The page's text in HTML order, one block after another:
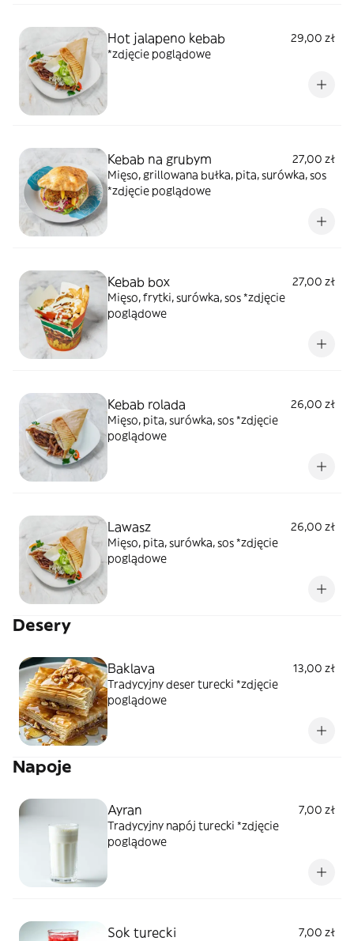
Hot jalapeno kebab
29,00 zł
*zdjęcie poglądowe
Kebab na grubym
27,00 zł
Mięso, grillowana bułka, pita, surówka, sos
*zdjęcie poglądowe
Kebab box
27,00 zł
Mięso, frytki, surówka, sos *zdjęcie
poglądowe
Kebab rolada
26,00 zł
Mięso, pita, surówka, sos *zdjęcie
poglądowe
Lawasz
26,00 zł
Mięso, pita, surówka, sos *zdjęcie
poglądowe
Desery
Baklava
13,00 zł
Tradycyjny deser turecki *zdjęcie
poglądowe
Napoje
Ayran
7,00 zł
Tradycyjny napój turecki *zdjęcie
poglądowe
Sok turecki
7,00 zł